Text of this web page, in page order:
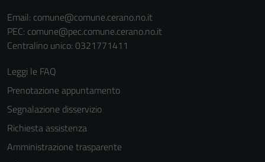
Email: comune@comune.cerano.no.it
PEC: comune@pec.comune.cerano.no.it
Centralino unico: 0321771411
Leggi le FAQ
Prenotazione appuntamento
Segnalazione disservizio
Richiesta assistenza
Amministrazione trasparente